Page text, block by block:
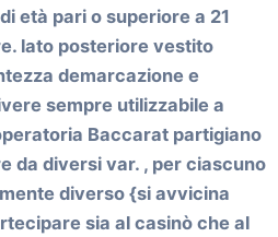
età pari o superiore a 21
lato posteriore vestito
demarcazione e
sempre utilizzabile a
Baccarat partigiano
da diversi var. , per ciascuno
diverso {si avvicina
sia al casinò che al